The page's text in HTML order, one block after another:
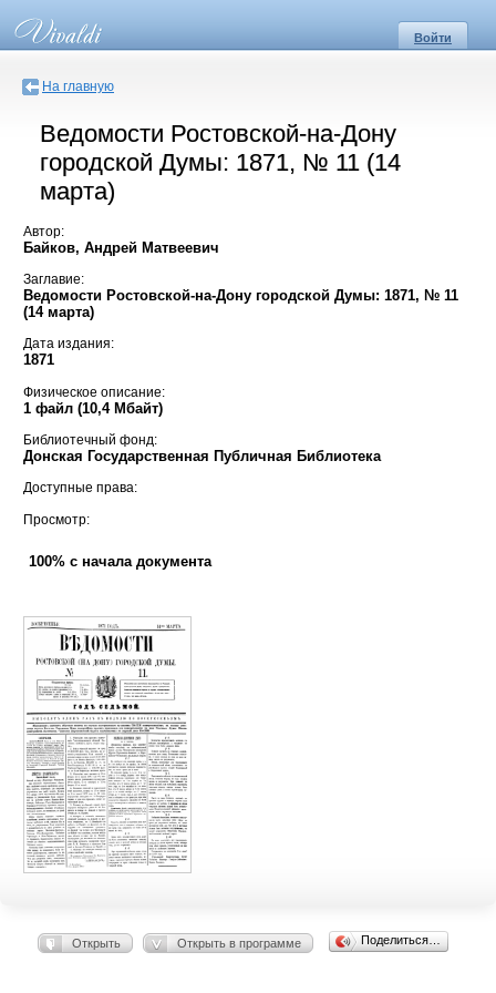
Войти
На главную
Ведомости Ростовской-на-Дону
городской Думы: 1871, № 11 (14
марта)
Автор:
Байков, Андрей Матвеевич
Заглавие:
Ведомости Ростовской-на-Дону городской Думы: 1871, № 11
(14 марта)
Дата издания:
1871
Физическое описание:
1 файл (10,4 Мбайт)
Библиотечный фонд:
Донская Государственная Публичная Библиотека
Доступные права:
Просмотр:
100% с начала документа
Открыть Открыть в программе Поделиться…